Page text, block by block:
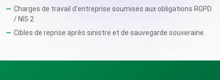
Charges de travail d'entreprise soumises aux obligations RGPD
/ NIS 2
Cibles de reprise après sinistre et de sauvegarde souveraine